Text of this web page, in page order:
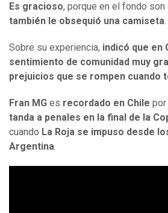
Es gracioso, porque en el fondo son
también le obsequió una camiseta.
Sobre su experiencia, indicó que en
sentimiento de comunidad muy
prejuicios que se rompen cuando
Fran MG es recordado en Chile por
tanda a penales en la final de la
cuando La Roja se impuso desde
Argentina.